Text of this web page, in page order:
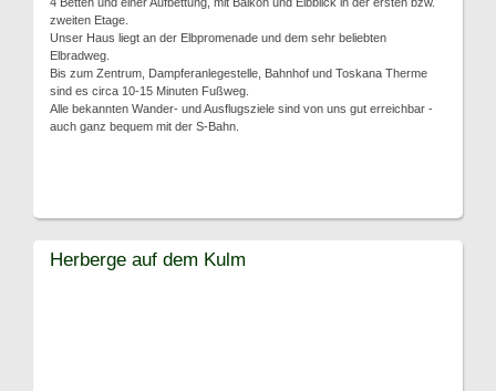
zweiten Etage.
Unser Haus liegt an der Elbpromenade und dem sehr beliebten
Elbradweg.
Bis zum Zentrum, Dampferanlegestelle, Bahnhof und Toskana Therme
sind es circa 10-15 Minuten Fußweg.
Alle bekannten Wander- und Ausflugsziele sind von uns gut erreichbar -
auch ganz bequem mit der S-Bahn.
Herberge auf dem Kulm